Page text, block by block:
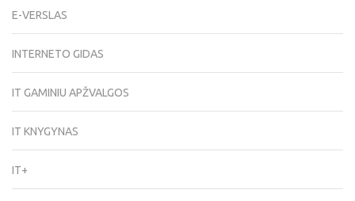
E-VERSLAS
INTERNETO GIDAS
IT GAMINIU APŽVALGOS
IT KNYGYNAS
IT+